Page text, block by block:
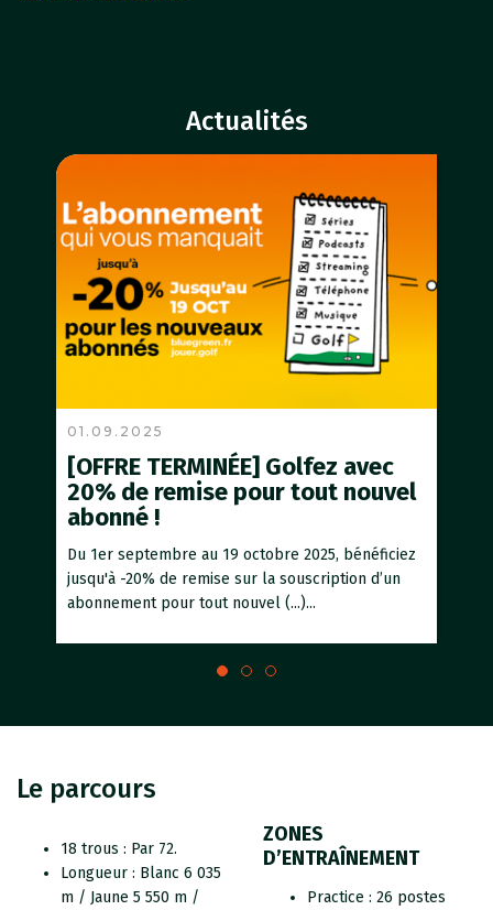
Actualités
01.09.2025
[OFFRE TERMINÉE] Golfez avec
20% de remise pour tout nouvel
abonné !
Du 1er septembre au 19 octobre 2025, bénéficiez
jusqu'à -20% de remise sur la souscription d’un
abonnement pour tout nouvel (...)...
Le parcours
18 trous : Par 72.
Longueur : Blanc 6 035
m / Jaune 5 550 m /
ZONES
D’ENTRAÎNEMENT
Practice : 26 postes